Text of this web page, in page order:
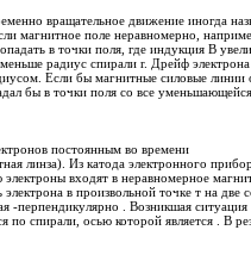
вращательное движение иногда
магнитное поле неравномерно,
в точки поля, где индукция В
радиус спирали r. Дрейф
Если бы магнитные силовые линии
бы в точки поля со все
постоянным во времени
линза). Из катода электронного
электроны входят в неравномерное
в произвольной точке т на две
-перпендикулярно . Возникшая
по спирали, осью которой является . В